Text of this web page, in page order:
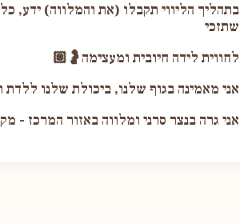
בתהליך הליווי תקבלו (את והמלווה) ידע,
שתזכי
לחווית לידה חיובית ומעצימה🤰🏽
אני מאמינה בגוף שלנו, ביכולת שלנו
אני גרה בנצר סרני ומלווה באזור המרכז -